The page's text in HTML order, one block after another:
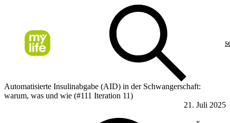
Automatisierte Insulinabgabe (AID) in der Schwangerschaft:
warum, was und wie (#111 Iteration 11)
21. Juli 2025